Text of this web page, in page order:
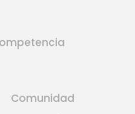
Comunidad